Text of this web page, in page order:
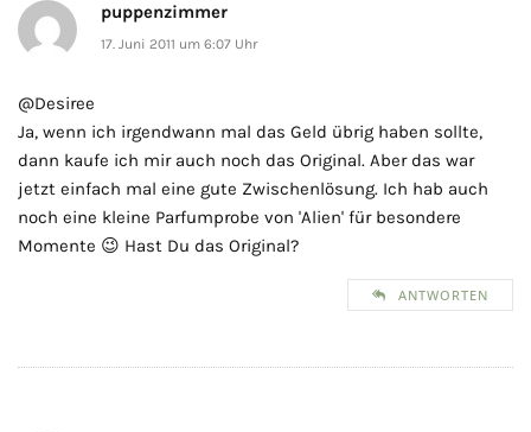
puppenzimmer
17. Juni 2011 um 6:07 Uhr
@Desiree
Ja, wenn ich irgendwann mal das Geld übrig haben sollte,
dann kaufe ich mir auch noch das Original. Aber das war
jetzt einfach mal eine gute Zwischenlösung. Ich hab auch
noch eine kleine Parfumprobe von 'Alien' für besondere
Momente 😉 Hast Du das Original?
ANTWORTEN